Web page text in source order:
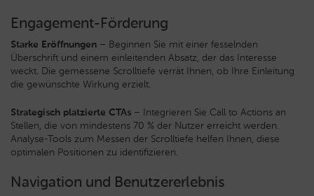
Engagement-Förderung
Starke Eröffnungen – Beginnen Sie mit einer fesselnden
Überschrift und einem einleitenden Absatz, der das Interesse
weckt. Die gemessene Scrolltiefe verrät Ihnen, ob Ihre Einleitung
die gewünschte Wirkung erzielt.
Strategisch platzierte CTAs – Integrieren Sie Call to Actions an
Stellen, die von mindestens 70 % der Nutzer erreicht werden.
Analyse-Tools zum Messen der Scrolltiefe helfen Ihnen, diese
optimalen Positionen zu identifizieren.
Navigation und Benutzererlebnis